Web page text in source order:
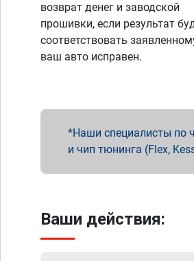
возврат денег и заводской
прошивки, если результат
соответствовать
ваш авто исправен.
Наши специалисты по
и чип тюнинга (Flex,
Ваши действия: